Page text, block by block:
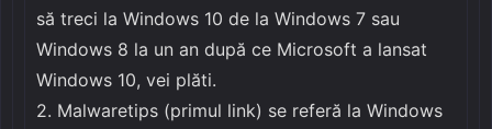
să treci la Windows 10 de la Windows 7 sau
Windows 8 la un an după ce Microsoft a lansat
Windows 10, vei plăti.
2. Malwaretips (primul link) se referă la Windows